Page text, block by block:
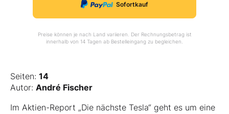
Sofortkauf
Preise können je nach Land variieren. Der Rechnungsbetrag ist
innerhalb von 14 Tagen ab Bestelleingang zu begleichen.
Seiten: 14
Autor: André Fischer
Im Aktien-Report „Die nächste Tesla“ geht es um eine